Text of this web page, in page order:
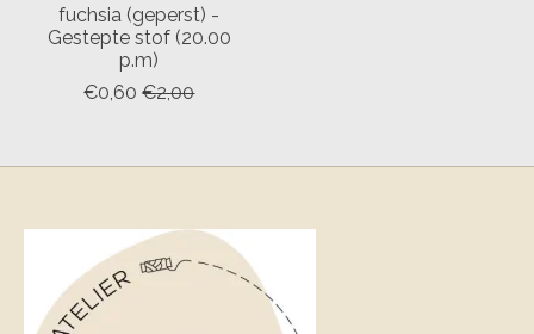
fuchsia (geperst) -
Gestepte stof (20.00
p.m)
€0,60 €2,00